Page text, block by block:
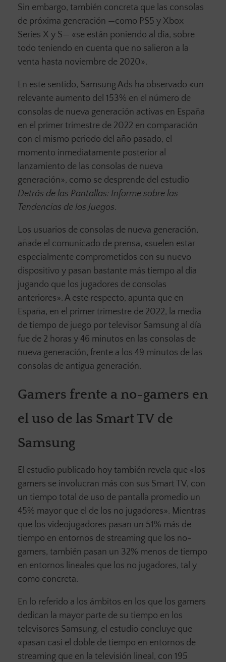
Sin embargo, también concreta que las consolas
de próxima generación —como PS5 y Xbox
Series X y S— «se están poniendo al día, sobre
todo teniendo en cuenta que no salieron a la
venta hasta noviembre de 2020».
En este sentido, Samsung Ads ha observado «un
relevante aumento del 153% en el número de
consolas de nueva generación activas en España
en el primer trimestre de 2022 en comparación
con el mismo periodo del año pasado, el
momento inmediatamente posterior al
lanzamiento de las consolas de nueva
generación», como se desprende del estudio
Detrás de las Pantallas: Informe sobre las
Tendencias de los Juegos.
Los usuarios de consolas de nueva generación,
añade el comunicado de prensa, «suelen estar
especialmente comprometidos con su nuevo
dispositivo y pasan bastante más tiempo al día
jugando que los jugadores de consolas
anteriores». A este respecto, apunta que en
España, en el primer trimestre de 2022, la media
de tiempo de juego por televisor Samsung al día
fue de 2 horas y 46 minutos en las consolas de
nueva generación, frente a los 49 minutos de las
consolas de antigua generación.
Gamers frente a no-gamers en
el uso de las Smart TV de
Samsung
El estudio publicado hoy también revela que «los
gamers se involucran más con sus Smart TV, con
un tiempo total de uso de pantalla promedio un
45% mayor que el de los no jugadores». Mientras
que los videojugadores pasan un 51% más de
tiempo en entornos de streaming que los no-
gamers, también pasan un 32% menos de tiempo
en entornos lineales que los no jugadores, tal y
como concreta.
En lo referido a los ámbitos en los que los gamers
dedican la mayor parte de su tiempo en los
televisores Samsung, el estudio concluye que
«pasan casi el doble de tiempo en entornos de
streaming que en la televisión lineal, con 195